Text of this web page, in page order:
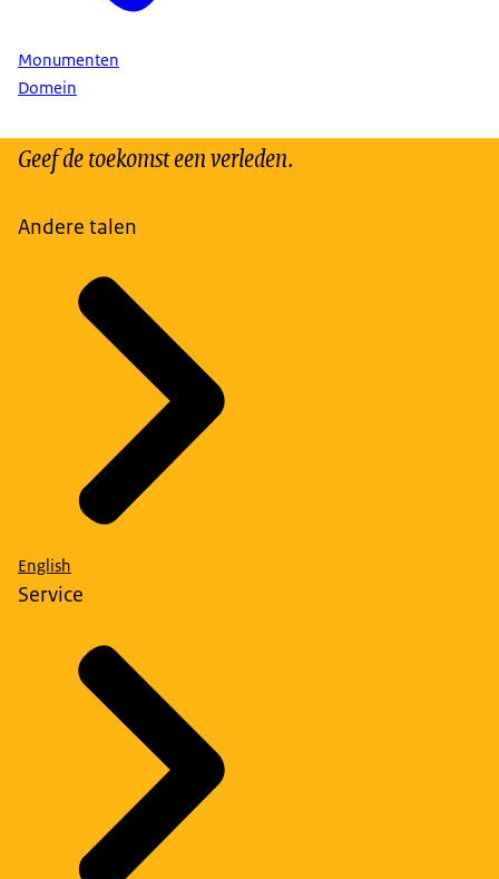
Monumenten
Domein
Geef de toekomst een verleden.
Andere talen
English
Service